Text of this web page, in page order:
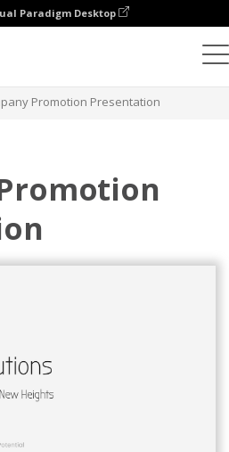
Paradigm Desktop
Promotion Presentation